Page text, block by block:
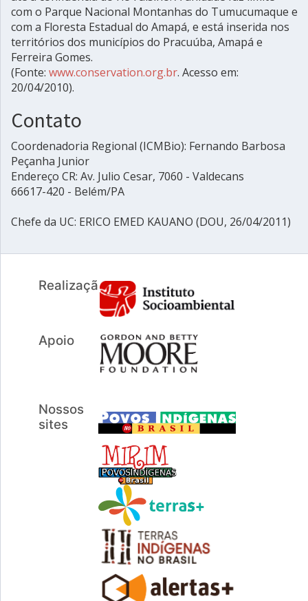
com o Parque Nacional Montanhas do Tumucumaque e
com a Floresta Estadual do Amapá, e está inserida nos
territórios dos municípios do Pracuúba, Amapá e
Ferreira Gomes.
(Fonte: www.conservation.org.br. Acesso em:
20/04/2010).
Contato
Coordenadoria Regional (ICMBio): Fernando Barbosa
Peçanha Junior
Endereço CR: Av. Julio Cesar, 7060 - Valdecans
66617-420 - Belém/PA
Chefe da UC: ERICO EMED KAUANO (DOU, 26/04/2011)